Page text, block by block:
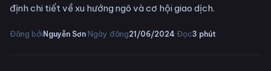
định chi tiết về xu hướng ngô và cơ hội giao dịch.
Đăng bởiNguyễn Sơn·Ngày đăng21/06/2024·Đọc3 phút